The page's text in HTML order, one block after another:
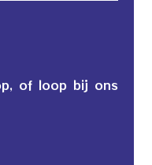
of loop bij ons